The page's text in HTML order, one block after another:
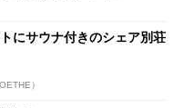
にサウナ付きのシェア別荘
）